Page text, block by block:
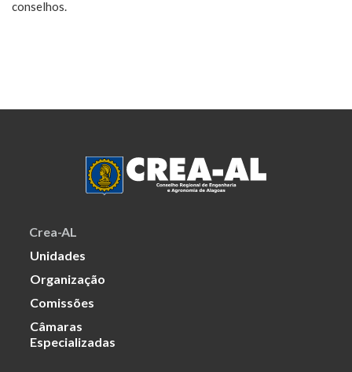
conselhos.
Crea-AL
Unidades
Organização
Comissões
Câmaras
Especializadas